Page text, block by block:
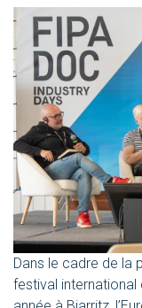
Dans le cadre de la
festival international